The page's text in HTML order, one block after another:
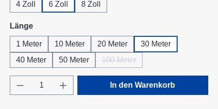
4 Zoll
6 Zoll 8 Zoll
Längeauswählen
1 Meter 10 Meter 20 Meter
30 Meter
40 Meter
50 Meter 100 Meter
(Diese Option ist zurzeit nicht
Produkt Anzahl: Gib den gewünschten
In den Warenkorb